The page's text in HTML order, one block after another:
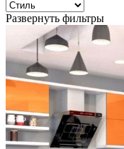
Развернуть фильтры